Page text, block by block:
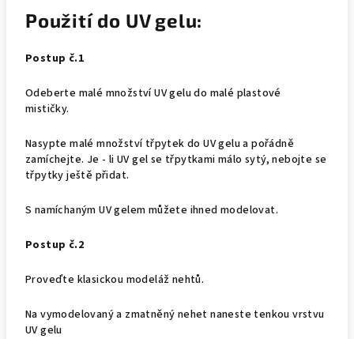
Použití do UV gelu:
Postup č.1
Odeberte malé množství UV gelu do malé plastové
mističky.
Nasypte malé množství třpytek do UV gelu a pořádně
zamíchejte. Je - li UV gel se třpytkami málo sytý, nebojte se
třpytky ještě přidat.
S namíchaným UV gelem můžete ihned modelovat.
Postup č.2
Proveďte klasickou modeláž nehtů.
Na vymodelovaný a zmatněný nehet naneste tenkou vrstvu
UV gelu